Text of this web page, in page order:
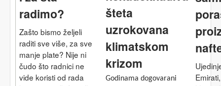
radimo?
Zašto bismo željeli
raditi sve više, za sve
manje plate? Nije ni
čudo što radnici ne
vide koristi od rada
šteta
uzrokovana
klimatskom
krizom
Godinama dogovarani